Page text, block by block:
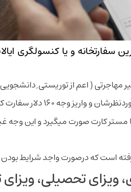
سفارتخانه و یا کنسولگری
دلار سفارت کرده باشند.
مستر کارت صورت میگیرد و این وجه
است که درصورت واجد شرایط
ویزای تحصیلی،